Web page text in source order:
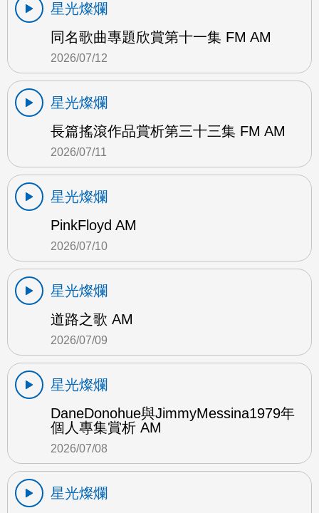
星光燦爛
同名歌曲專題欣賞第十一集 FM AM
2026/07/12
星光燦爛
長篇搖滾作品賞析第三十三集 FM AM
2026/07/11
星光燦爛
PinkFloyd AM
2026/07/10
星光燦爛
道路之歌 AM
2026/07/09
星光燦爛
DaneDonohue與JimmyMessina1979年
個人專集賞析 AM
2026/07/08
星光燦爛